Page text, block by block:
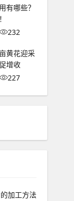
有哪些？
232
黄花迎采
增收
227
加工方法